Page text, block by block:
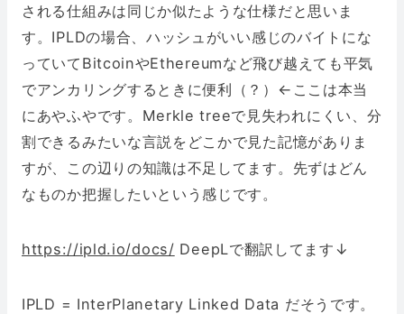
される仕組みは同じか似たような仕様だと思いま
す。IPLDの場合、ハッシュがいい感じのバイトにな
っていてBitcoinやEthereumなど飛び越えても平気
でアンカリングするときに便利（？）←ここは本当
にあやふやです。Merkle treeで見失われにくい、分
割できるみたいな言説をどこかで見た記憶がありま
すが、この辺りの知識は不足してます。先ずはどん
なものか把握したいという感じです。
https://ipld.io/docs/ DeepLで翻訳してます↓
IPLD = InterPlanetary Linked Data だそうです。